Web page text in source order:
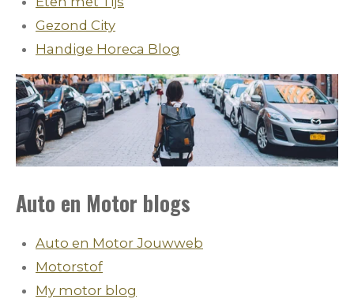
Gezond City
Handige Horeca Blog
Auto en Motor blogs
Auto en Motor Jouwweb
Motorstof
My motor blog